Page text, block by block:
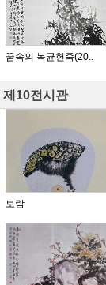
꿈속의 녹균헌죽(20..
제10전시관
보람